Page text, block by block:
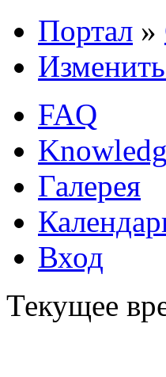
Портал »
FAQ
Галерея
Вход
Текущее